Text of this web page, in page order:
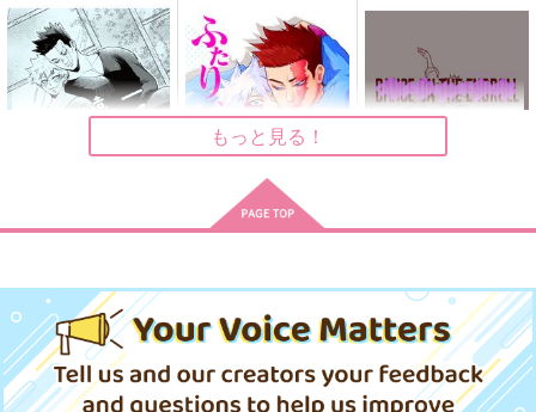
チョコレートピンシャ
ー
315円（税込）
僕のヒーローアカデミア
チョコレートピンシャ
ー
1,572円（税込）
僕のヒーローアカデミア
DANCE ON THE END
ROLL
チョコレートピンシャ
ー
787円（税込）
僕のヒーローアカデミア
もっと見る！